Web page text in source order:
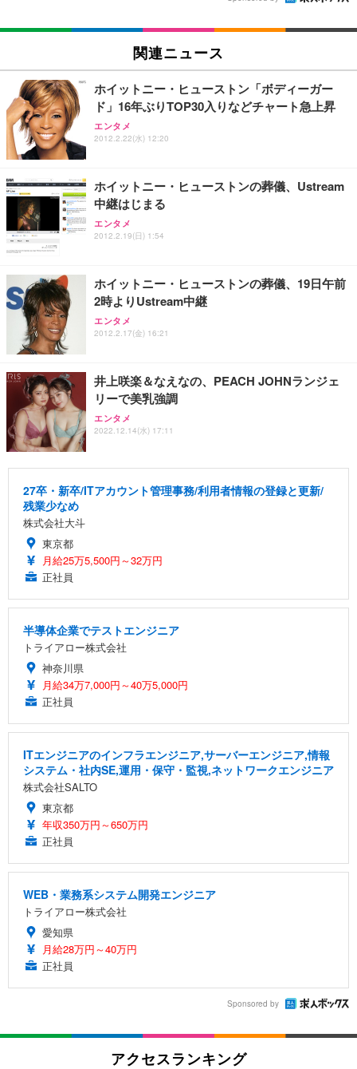
関連ニュース
ホイットニー・ヒューストン「ボディーガー
ド」16年ぶりTOP30入りなどチャート急上昇
エンタメ
2012.2.22(水) 12:20
ホイットニー・ヒューストンの葬儀、Ustream
中継はじまる
エンタメ
2012.2.19(日) 1:54
ホイットニー・ヒューストンの葬儀、19日午前
2時よりUstream中継
エンタメ
2012.2.17(金) 16:21
井上咲楽＆なえなの、PEACH JOHNランジェ
リーで美乳強調
エンタメ
2022.12.14(水) 17:11
27卒・新卒/ITアカウント管理事務/利用者情報の登録と更新/
残業少なめ
株式会社大斗
東京都
月給25万5,500円～32万円
正社員
半導体企業でテストエンジニア
トライアロー株式会社
神奈川県
月給34万7,000円～40万5,000円
正社員
ITエンジニアのインフラエンジニア,サーバーエンジニア,情報
システム・社内SE,運用・保守・監視,ネットワークエンジニア
株式会社SALTO
東京都
年収350万円～650万円
正社員
WEB・業務系システム開発エンジニア
トライアロー株式会社
愛知県
月給28万円～40万円
正社員
Sponsored by
アクセスランキング